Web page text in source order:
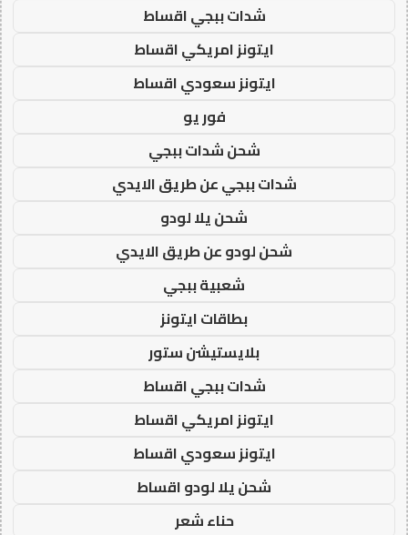
شدات ببجي اقساط
ايتونز امريكي اقساط
ايتونز سعودي اقساط
فور يو
شحن شدات ببجي
شدات ببجي عن طريق الايدي
شحن يلا لودو
شحن لودو عن طريق الايدي
شعبية ببجي
بطاقات ايتونز
بلايستيشن ستور
شدات ببجي اقساط
ايتونز امريكي اقساط
ايتونز سعودي اقساط
شحن يلا لودو اقساط
حناء شعر